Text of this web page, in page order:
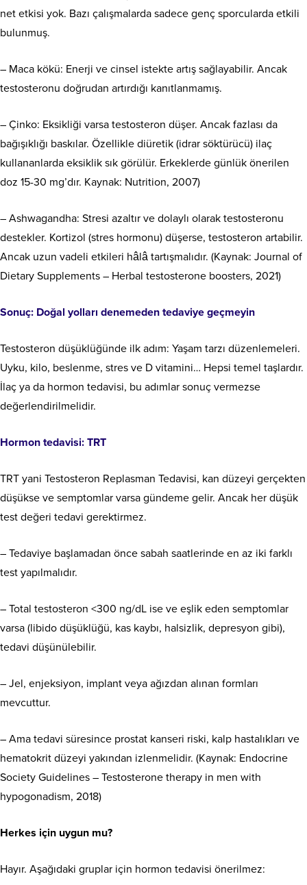
net etkisi yok. Bazı çalışmalarda sadece genç sporcularda etkili
bulunmuş.
– Maca kökü: Enerji ve cinsel istekte artış sağlayabilir. Ancak
testosteronu doğrudan artırdığı kanıtlanmamış.
– Çinko: Eksikliği varsa testosteron düşer. Ancak fazlası da
bağışıklığı baskılar. Özellikle diüretik (idrar söktürücü) ilaç
kullananlarda eksiklik sık görülür. Erkeklerde günlük önerilen
doz 15-30 mg’dır. Kaynak: Nutrition, 2007)
– Ashwagandha: Stresi azaltır ve dolaylı olarak testosteronu
destekler. Kortizol (stres hormonu) düşerse, testosteron artabilir.
Ancak uzun vadeli etkileri hâlâ tartışmalıdır. (Kaynak: Journal of
Dietary Supplements – Herbal testosterone boosters, 2021)
Sonuç: Doğal yolları denemeden tedaviye geçmeyin
Testosteron düşüklüğünde ilk adım: Yaşam tarzı düzenlemeleri.
Uyku, kilo, beslenme, stres ve D vitamini… Hepsi temel taşlardır.
İlaç ya da hormon tedavisi, bu adımlar sonuç vermezse
değerlendirilmelidir.
Hormon tedavisi: TRT
TRT yani Testosteron Replasman Tedavisi, kan düzeyi gerçekten
düşükse ve semptomlar varsa gündeme gelir. Ancak her düşük
test değeri tedavi gerektirmez.
– Tedaviye başlamadan önce sabah saatlerinde en az iki farklı
test yapılmalıdır.
– Total testosteron <300 ng/dL ise ve eşlik eden semptomlar
varsa (libido düşüklüğü, kas kaybı, halsizlik, depresyon gibi),
tedavi düşünülebilir.
– Jel, enjeksiyon, implant veya ağızdan alınan formları
mevcuttur.
– Ama tedavi süresince prostat kanseri riski, kalp hastalıkları ve
hematokrit düzeyi yakından izlenmelidir. (Kaynak: Endocrine
Society Guidelines – Testosterone therapy in men with
hypogonadism, 2018)
Herkes için uygun mu?
Hayır. Aşağıdaki gruplar için hormon tedavisi önerilmez: